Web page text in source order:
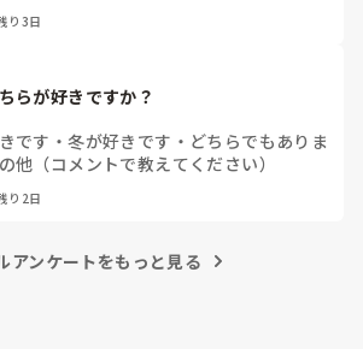
り3日
らが好きですか？
です ・冬が好きです ・ どちらでもありま
他（コメントで教えてください）
り2日
アンケートをもっと見る